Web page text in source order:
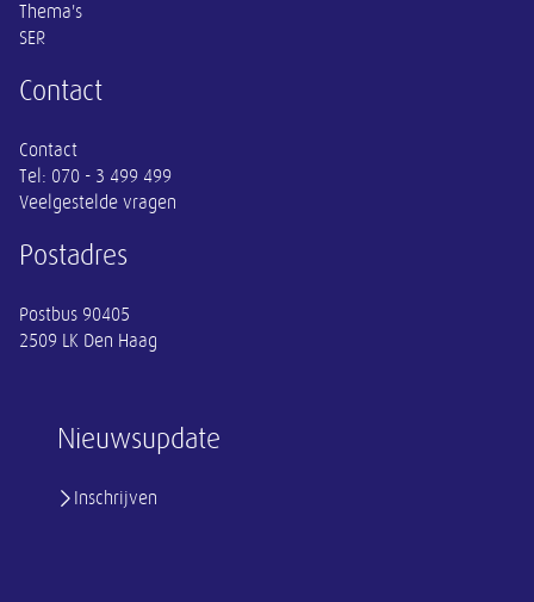
Nieuwsupdate
Inschrijven
Thema's
SER
Contact
Contact
Tel: 070 - 3 499 499
Veelgestelde vragen
Postadres
Postbus 90405
2509 LK Den Haag